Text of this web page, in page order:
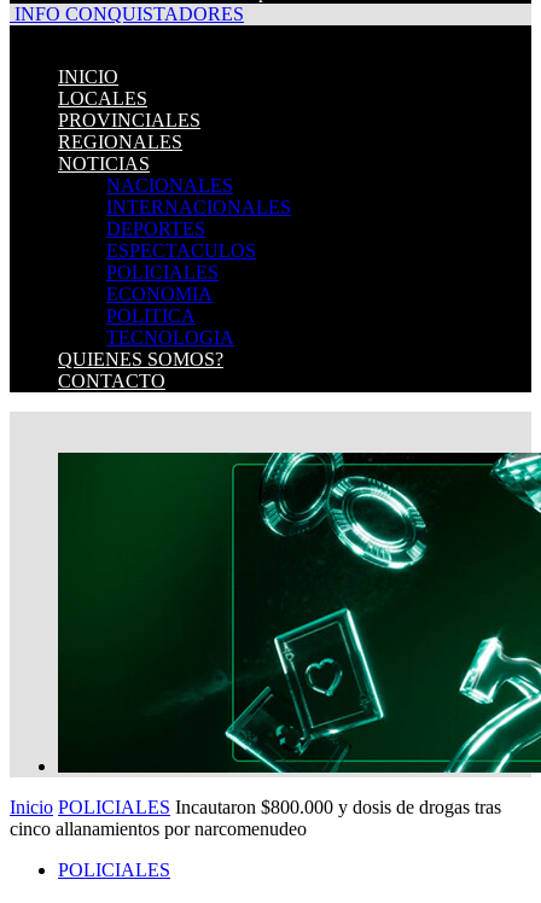
INFO CONQUISTADORES
INICIO
LOCALES
PROVINCIALES
REGIONALES
NOTICIAS
NACIONALES
INTERNACIONALES
DEPORTES
ESPECTACULOS
POLICIALES
ECONOMIA
POLITICA
TECNOLOGIA
QUIENES SOMOS?
CONTACTO
Inicio POLICIALES Incautaron $800.000 y dosis de drogas tras
cinco allanamientos por narcomenudeo
POLICIALES